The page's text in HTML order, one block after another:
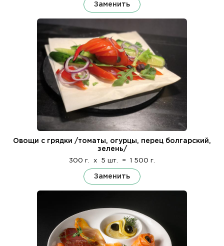
Заменить
Овощи с грядки /томаты, огурцы, перец болгарский,
зелень/
300 г. x 5 шт. = 1 500 г.
Заменить